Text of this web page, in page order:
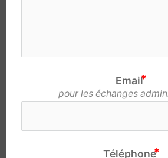
Email
pour les échanges
Téléphone